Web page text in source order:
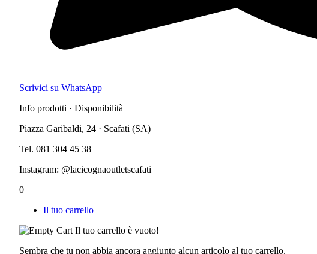
Scrivici su WhatsApp
Info prodotti · Disponibilità
Piazza Garibaldi, 24 · Scafati (SA)
Tel. 081 304 45 38
Instagram: @lacicognaoutletscafati
0
Il tuo carrello
Il tuo carrello è vuoto!
Sembra che tu non abbia ancora aggiunto alcun articolo al tuo carrello.